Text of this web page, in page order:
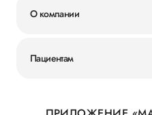
О компании
Пациентам